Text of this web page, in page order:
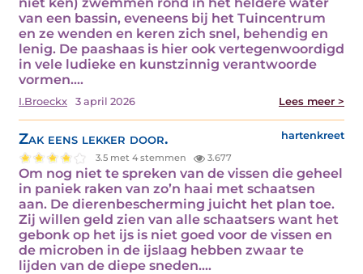
van een bassin, eveneens bij het Tuincentrum
en ze wenden en keren zich snel, behendig en
lenig. De paashaas is hier ook vertegenwoordigd
in vele ludieke en kunstzinnig verantwoorde
vormen.…
I.Broeckx 3 april 2026 Lees meer >
Zak eens lekker door. hartenkreet
3.5 met 4 stemmen 3.677
Om nog niet te spreken van de vissen die geheel
in paniek raken van zo’n haai met schaatsen
aan. De dierenbescherming juicht het plan toe.
Zij willen geld zien van alle schaatsers want het
gebonk op het ijs is niet goed voor de vissen en
de microben in de ijslaag hebben zwaar te
lijden van de diepe sneden.…